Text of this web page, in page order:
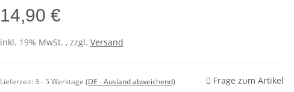
14,90 €
inkl. 19% MwSt. , zzgl. Versand
Lieferzeit:3 - 5 Werktage (DE - Ausland abweichend) Frage zum Artikel